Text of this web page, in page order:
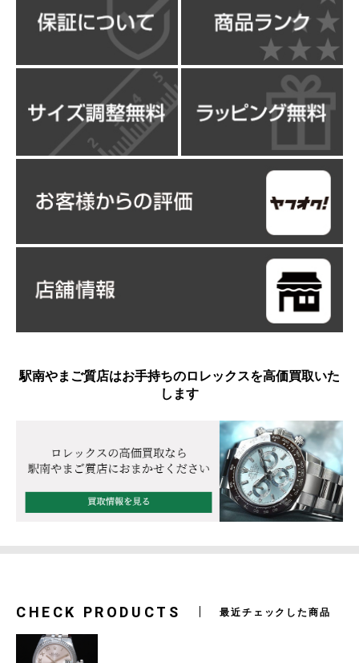
駅南やまご質店はお手持ちのロレックスを高価買取いた
します
CHECK PRODUCTS 最近チェックした商品